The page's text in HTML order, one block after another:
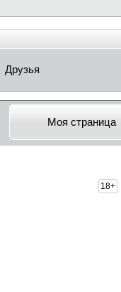
Друзья
Моя страница
18+